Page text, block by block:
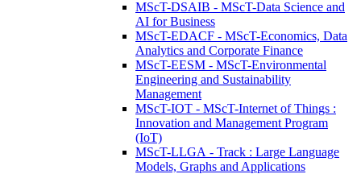
MScT-DSAIB - MScT-Data Science and
AI for Business
MScT-EDACF - MScT-Economics, Data
Analytics and Corporate Finance
MScT-EESM - MScT-Environmental
Engineering and Sustainability
Management
MScT-IOT - MScT-Internet of Things :
Innovation and Management Program
(IoT)
MScT-LLGA - Track : Large Language
Models, Graphs and Applications